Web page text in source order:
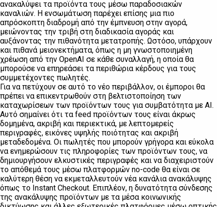
ανακαλύψει τα προϊόντα τους μέσω παραδοσιακών
καναλιών. Η ενσωμάτωση παρέχει επίσης μια πιο
απρόσκοπτη διαδρομή από την έμπνευση στην αγορά,
μειώνοντας την τριβή στη διαδικασία αγοράς και
αυξάνοντας την πιθανότητα μετατροπής. Ωστόσο, υπάρχουν
και πιθανά μειονεκτήματα, όπως η μη γνωστοποιημένη
χρέωση από την OpenAI σε κάθε συναλλαγή, η οποία θα
μπορούσε να επηρεάσει τα περιθώρια κέρδους για τους
συμμετέχοντες πωλητές.
Για να πετύχουν σε αυτό το νέο περιβάλλον, οι έμποροι θα
πρέπει να επικεντρωθούν στη βελτιστοποίηση των
καταχωρίσεων των προϊόντων τους για συμβατότητα με AI.
Αυτό σημαίνει ότι τα feed προϊόντων τους είναι άκρως
δομημένα, ακριβή και περιεκτικά, με λεπτομερείς
περιγραφές, εικόνες υψηλής ποιότητας και ακριβή
μεταδεδομένα. Οι πωλητές που μπορούν γρήγορα και εύκολα
να ενημερώσουν τις πληροφορίες των προϊόντων τους, να
δημιουργήσουν ελκυστικές περιγραφές και να διαχειριστούν
το απόθεμά τους μέσω πλατφορμών no-code θα είναι σε
καλύτερη θέση να εκμεταλλευτούν νέα κανάλια ανακάλυψης
όπως το Instant Checkout. Επιπλέον, η δυνατότητα σύνδεσης
της ανακάλυψης προϊόντων με τα μέσα κοινωνικής